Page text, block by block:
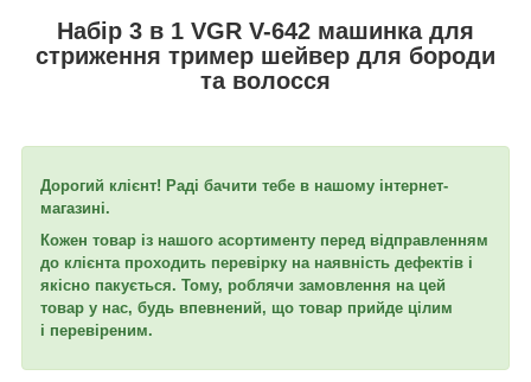
Набір 3 в 1 VGR V-642 машинка для
стриження тример шейвер для бороди
та волосся
Дорогий клієнт! Раді бачити тебе в нашому інтернет-
магазині.
Кожен товар із нашого асортименту перед відправленням
до клієнта проходить перевірку на наявність дефектів і
якісно пакується. Тому, роблячи замовлення на цей
товар у нас, будь впевнений, що товар прийде цілим
і перевіреним.